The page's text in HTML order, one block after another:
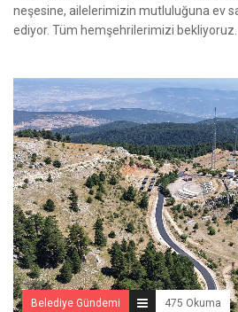
neşesine, ailelerimizin mutluluğuna ev
ediyor. Tüm hemşehrilerimizi bekliyoruz.
Belediye Gündemi 475 Okuma